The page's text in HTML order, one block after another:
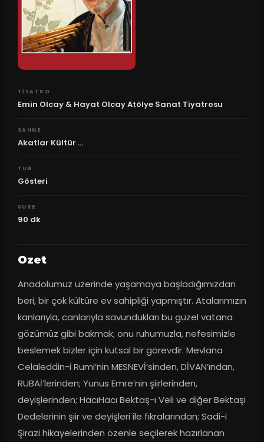
TIYATRO
Emin Olcay & Hayat Olcay Atölye Sanat Tiyatrosu
SAHNE
Akatlar Kültür ...
TUR
Gösteri
SURE
90 dk
Ozet
Anadolumuz üzerinde yaşamaya başladığımızdan
beri, bir çok kültüre ev sahipliği yapmıştır. Atalarımızın
kanlarıyla, canlarıyla savundukları bu güzel vatana
gözümüz gibi bakmak; onu ruhumuzla, nefesimizle
beslemek bizler için kutsal bir görevdir. Mevlana
Celaleddin-i Rumi’nin MESNEVİ’sinden, DİVAN’ından,
RUBAİ’lerinden; Yunus Emre’nin şiirlerinden,
deyişlerinden; HacıHacı Bektaş-ı Veli ve diğer Bektaşi
Dedelerinin şiir ve deyişleri ile fıkralarından; Sadi-i
Şirazi hikayelerinden özenle seçilerek hazırlanan